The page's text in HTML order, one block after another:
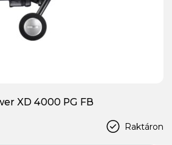
XD 4000 PG FB
Raktáron